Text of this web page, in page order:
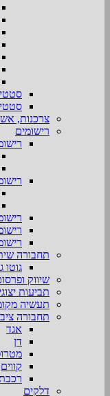
צרכנות,
רישומים
תחבורה
גוטו
שיווק
תביעות
תעשיה
תחבורה
אגד
דן
קווים
דלקים